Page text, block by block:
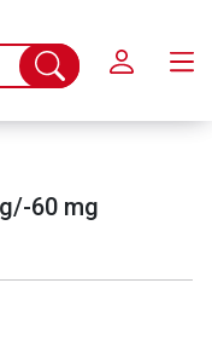
Suche
abschicken
60 mg